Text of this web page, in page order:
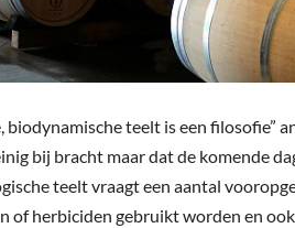
biodynamische teelt is een filosofie”
bij bracht maar dat de komende
teelt vraagt een aantal
of herbiciden gebruikt worden en